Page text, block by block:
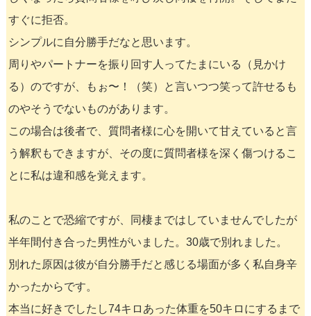
すぐに拒否。
シンプルに自分勝手だなと思います。
周りやパートナーを振り回す人ってたまにいる（見かけ
る）のですが、もぉ〜！（笑）と言いつつ笑って許せるも
のやそうでないものがあります。
この場合は後者で、質問者様に心を開いて甘えていると言
う解釈もできますが、その度に質問者様を深く傷つけるこ
とに私は違和感を覚えます。
私のことで恐縮ですが、同棲まではしていませんでしたが
半年間付き合った男性がいました。30歳で別れました。
別れた原因は彼が自分勝手だと感じる場面が多く私自身辛
かったからです。
本当に好きでしたし74キロあった体重を50キロにするまで